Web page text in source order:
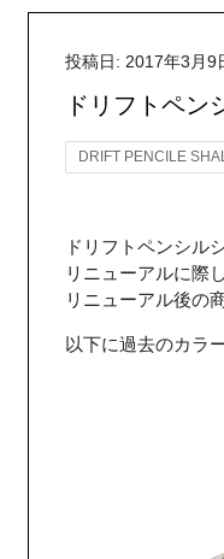
投稿日: 2017年3月9
ドリフトペン
DRIFT PENCILE
ドリフトペンシル
リニューアルに際
リニューアル後の
以下に過去のカラ